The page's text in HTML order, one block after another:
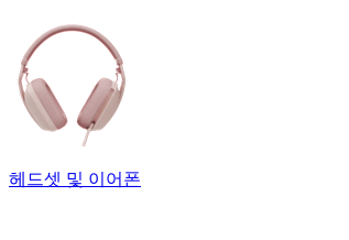
헤드셋 및 이어폰